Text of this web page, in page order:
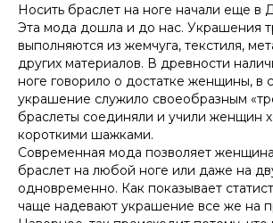
Носить браслет на ноге начали еще в
Эта мода дошла и до нас. Украшения
выполняются из жемчуга, текстиля,
других материалов. В древности
ноге говорило о достатке женщины, в
украшение служило своеобразным
браслеты соединяли и учили женщин
короткими шажками.
Современная мода позволяет
браслет на любой ноге или даже на
одновременно. Как показывает
чаще надевают украшение все же на